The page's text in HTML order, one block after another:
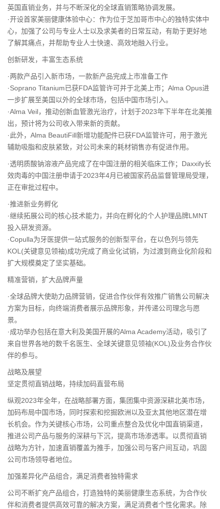
英国直销业务，并与不断深化的全球直销策略协调发展。
·开设首家美丽健康体验中心：作为位于芝加哥市中心的独特实体中
心，加强了公司与专业人士以及求美者的日常互动，有助于更好地
了解其痛点，并帮助专业人士快速、高效地融入行业。
创新研发，丰富生态系统
·两款产品引入新市场，一款新产品完成上市准备工作
·Soprano Titanium已获FDA监管许可并于北美上市；Alma Opus进
一步扩展至美国以外的全球市场，包括中国市场引入。
·Alma Veil，推动创新血管激光治疗，计划于2023年下半年在北美推
出，预计将为公司收入带来新的贡献。
·此外，Alma BeautiFill新增功能配件已获FDA监管许可，用于激光
辅助吸脂和皮肤紧致，对公司未来的耗材销售亦有促进作用。
·透明质酸钠溶液产品完成了在中国注册的相关临床工作；Daxxify长
效肉毒的中国注册申请于2023年4月已被国家药品监督管理局受理，
正在审批过程中。
·推进新业务孵化
·继续拓展公司的核心技术能力，并向在孵化的个人护理品牌LMNT
投入研发资源。
·Copulla为牙医提供一站式服务的创新型平台，在以色列与领先
KOL(关键意见领袖)成功完成了商业化试销，为过渡到商业化阶段和
扩大规模奠定了坚实基础。
精准营销，扩大品牌声量
·全球品牌大使助力品牌营销，促进合作伙伴有效推广销售公司解决
方案为目标，向终端消费者展示品牌形象，并传递公司理念与愿
景。
·成功举办包括在意大利及美国开展的Alma Academy活动，吸引了
来自世界各地的数千名医生、全球关键意见领袖(KOL)及业务合作伙
伴的参与。
战略及展望
坚定贯彻直销战略，持续加码直营布局
纵观2023年全年，在战略部署方面，集团集中资源深耕北美市场，
加码布局中国市场，同时探索和挖掘欧洲以及亚太其他地区潜在增
长机会。作为关键核心市场，公司重点整合及优化中国直销渠道，
推进公司产品与服务的深耕与下沉，提高市场渗透率。以贯彻直销
战略为方针，加速直销覆盖为推手，加强公司与客户间互动，巩固
公司市场领导者地位。
加强差异化产品组合，满足消费者独特需求
公司不断扩充产品组合，打造独特的美丽健康生态系统，为合作伙
伴和消费者提供高效可靠的解决方案，满足消费者个性化需求。除